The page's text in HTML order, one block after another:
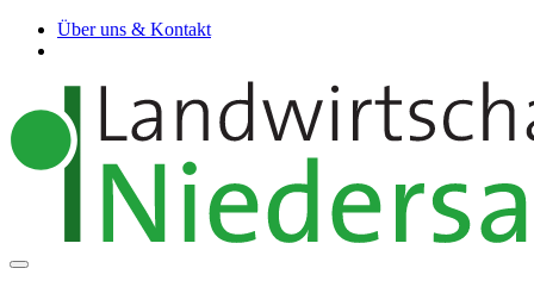
Über uns & Kontakt